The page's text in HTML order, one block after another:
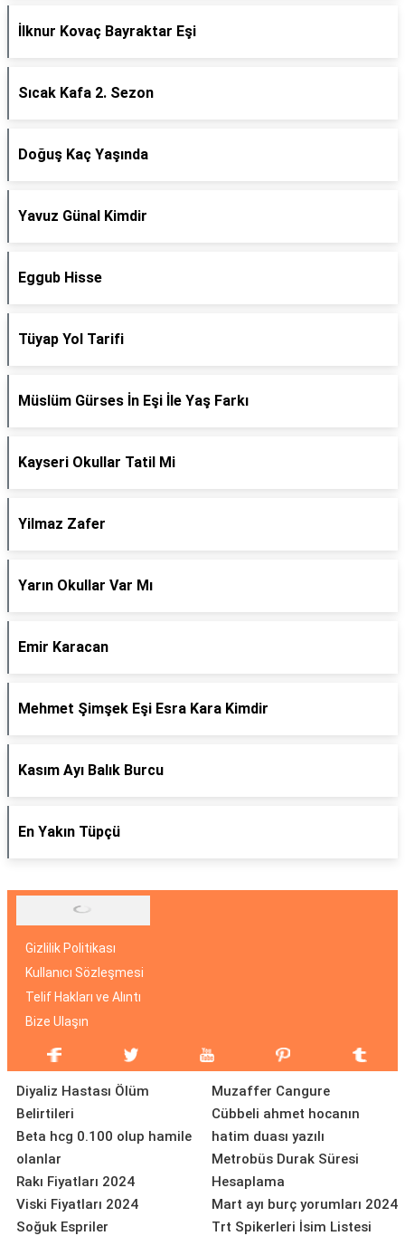
İlknur Kovaç Bayraktar Eşi
Sıcak Kafa 2. Sezon
Doğuş Kaç Yaşında
Yavuz Günal Kimdir
Eggub Hisse
Tüyap Yol Tarifi
Müslüm Gürses İn Eşi İle Yaş Farkı
Kayseri Okullar Tatil Mi
Yilmaz Zafer
Yarın Okullar Var Mı
Emir Karacan
Mehmet Şimşek Eşi Esra Kara Kimdir
Kasım Ayı Balık Burcu
En Yakın Tüpçü
Gizlilik Politikası
Kullanıcı Sözleşmesi
Telif Hakları ve Alıntı
Bize Ulaşın
Diyaliz Hastası Ölüm
Belirtileri
Beta hcg 0.100 olup hamile
olanlar
Rakı Fiyatları 2024
Viski Fiyatları 2024
Soğuk Espriler
Muzaffer Cangure
Cübbeli ahmet hocanın
hatim duası yazılı
Metrobüs Durak Süresi
Hesaplama
Mart ayı burç yorumları 2024
Trt Spikerleri İsim Listesi